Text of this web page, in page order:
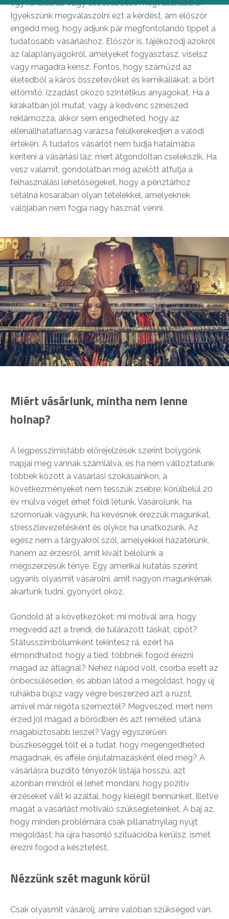
egy ruhadarab vagy csecsebecse megvásárlására?
Igyekszünk megválaszolni ezt a kérdést, ám először
engedd meg, hogy adjunk pár megfontolandó tippet a
tudatosabb vásárláshoz. Először is, tájékozódj azokról
az (alap)anyagokról, amelyeket fogyasztasz, viselsz
vagy magadra kensz. Fontos, hogy száműzd az
életedből a káros összetevőket és kemikáliákat, a bőrt
eltömítő, izzadást okozó szintetikus anyagokat. Ha a
kirakatban jól mutat, vagy a kedvenc színészed
reklámozza, akkor sem engedheted, hogy az
ellenállhatatlanság varázsa felülkerekedjen a valódi
értékén. A tudatos vásárlót nem tudja hatalmába
keríteni a vásárlási láz, mert átgondoltan cselekszik. Ha
vesz valamit, gondolatban még azelőtt átfutja a
felhasználási lehetőségeket, hogy a pénztárhoz
sétálna kosarában olyan tételekkel, amelyeknek
valójában nem fogja nagy hasznát venni.
Miért vásárlunk, mintha nem lenne
holnap?
A legpesszimistább előrejelzések szerint bolygónk
napjai meg vannak számlálva, és ha nem változtatunk
többek között a vásárlási szokásainkon, a
következményeket nem tesszük zsebre: körülbelül 20
év múlva véget érhet földi létünk. Vásárolunk, ha
szomorúak vagyunk, ha kevésnek érezzük magunkat,
stresszlevezetésként és olykor, ha unatkozunk. Az
egész nem a tárgyakról szól, amelyekkel hazatérünk,
hanem az érzésről, amit kivált belőlünk a
megszerzésük ténye. Egy amerikai kutatás szerint
ugyanis olyasmit vásárolni, amit nagyon magunkénak
akartunk tudni, gyönyört okoz.
Gondold át a következőket: mi motivál arra, hogy
megvedd azt a trendi, de túlárazott táskát, cipőt?
Státusszimbólumként tekintesz rá, ezért ha
elmondhatod, hogy a tiéd, többnek fogod érezni
magad az átlagnál? Nehéz napod volt, csorba esett az
önbecsüléseden, és abban látod a megoldást, hogy új
ruhákba bújsz vagy végre beszerzed azt a rúzst,
amivel már régóta szemeztél? Megveszed, mert nem
érzed jól magad a bőrödben és azt reméled, utána
magabiztosabb leszel? Vagy egyszerűen
büszkeséggel tölt el a tudat, hogy megengedheted
magadnak, és afféle önjutalmazásként éled meg? A
vásárlásra buzdító tényezők listája hosszú, azt
azonban mindről el lehet mondani, hogy pozitív
érzéseket vált ki azáltal, hogy kielégít bennünket, illetve
magát a vásárlást motiváló szükségleteinket. A baj az,
hogy minden problémára csak pillanatnyilag nyújt
megoldást; ha újra hasonló szituációba kerülsz, ismét
érezni fogod a késztetést.
Nézzünk szét magunk körül
Csak olyasmit vásárolj, amire valóban szükséged van.